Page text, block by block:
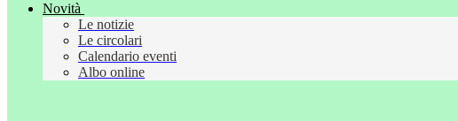
Novità
Le notizie
Le circolari
Calendario eventi
Albo online